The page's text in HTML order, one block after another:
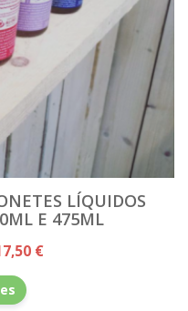
LÍQUIDOS
E 475ML
€